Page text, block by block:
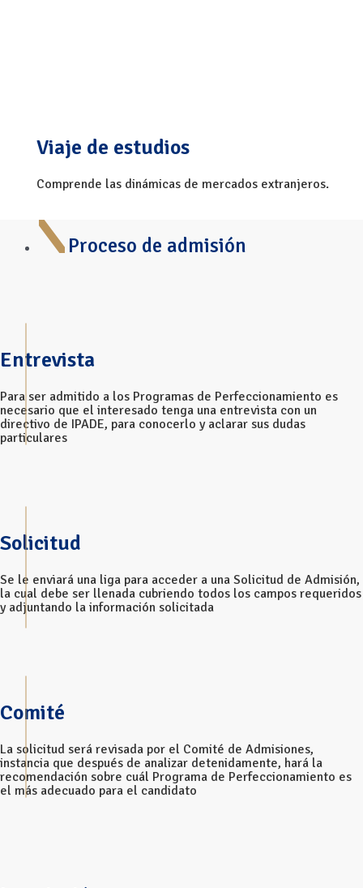
Viaje de estudios
Comprende las dinámicas de mercados extranjeros.
Proceso de admisión
Entrevista
Para ser admitido a los Programas de Perfeccionamiento es
necesario que el interesado tenga una entrevista con un
directivo de IPADE, para conocerlo y aclarar sus dudas
particulares
Solicitud
Se le enviará una liga para acceder a una Solicitud de Admisión,
la cual debe ser llenada cubriendo todos los campos requeridos
y adjuntando la información solicitada
Comité
La solicitud será revisada por el Comité de Admisiones,
instancia que después de analizar detenidamente, hará la
recomendación sobre cuál Programa de Perfeccionamiento es
el más adecuado para el candidato